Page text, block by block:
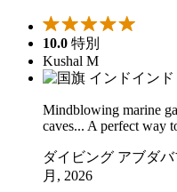
10.0 特別
Kushal M
インド
Mindblowing marine
caves... A perfect way
ダイビング アブダバ
月, 2026